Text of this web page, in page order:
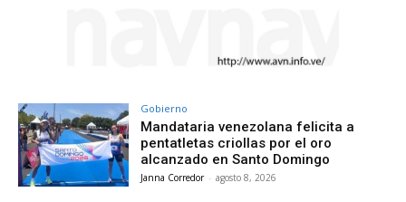
Gobierno
Mandataria venezolana felicita a
pentatletas criollas por el oro
alcanzado en Santo Domingo
Janna Corredor - agosto 8, 2026